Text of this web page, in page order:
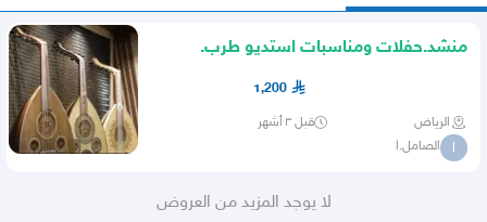
منشد.حفلات ومناسبات استديو طرب.
1,200
الرياض قبل ٣ أشهر
ا الصامل.ا
لا يوجد المزيد من العروض